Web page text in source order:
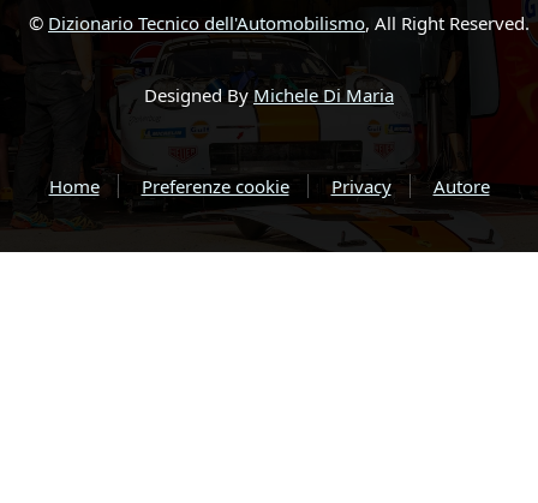
© Dizionario Tecnico dell'Automobilismo, All Right Reserved.
Designed By Michele Di Maria
Home Preferenze cookie Privacy Autore